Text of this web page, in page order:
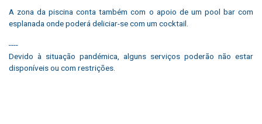
A zona da piscina conta também com o apoio de um pool bar com
esplanada onde poderá deliciar-se com um cocktail.
----
Devido à situação pandémica, alguns serviços poderão não estar
disponíveis ou com restrições.